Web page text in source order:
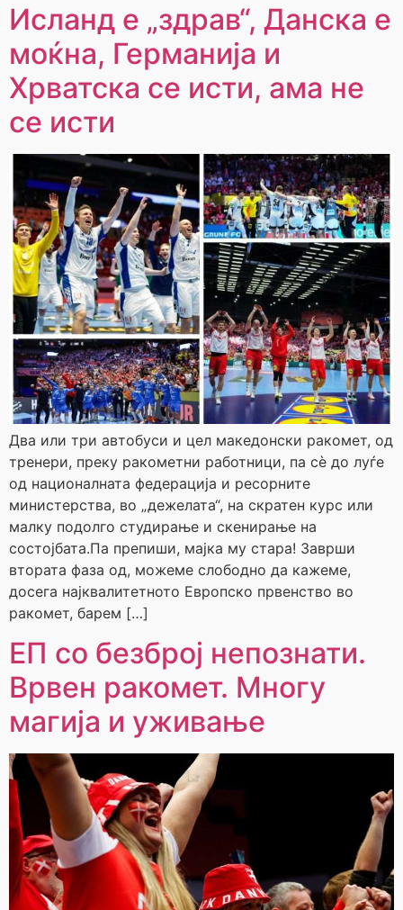
Исланд е „здрав“, Данска е
моќна, Германија и
Хрватска се исти, ама не
се исти
Два или три автобуси и цел македонски ракомет, од
тренери, преку ракометни работници, па сè до луѓе
од националната федерација и ресорните
министерства, во „дежелата“, на скратен курс или
малку подолго студирање и скенирање на
состојбата.Па препиши, мајка му стара! Заврши
втората фаза од, можеме слободно да кажеме,
досега најквалитетното Европско првенство во
ракомет, барем […]
ЕП со безброј непознати.
Врвен ракомет. Многу
магија и уживање